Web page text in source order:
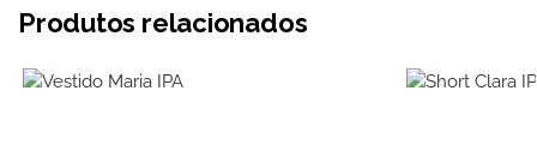
Produtos relacionados